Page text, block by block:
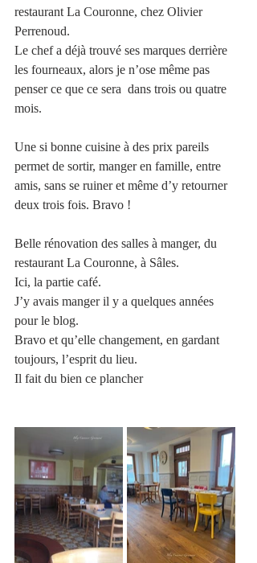
restaurant La Couronne, chez Olivier
Perrenoud.
Le chef a déjà trouvé ses marques derrière
les fourneaux, alors je n’ose même pas
penser ce que ce sera  dans trois ou quatre
mois.
Une si bonne cuisine à des prix pareils
permet de sortir, manger en famille, entre
amis, sans se ruiner et même d’y retourner
deux trois fois. Bravo !
Belle rénovation des salles à manger, du
restaurant La Couronne, à Sâles.
Ici, la partie café.
J’y avais manger il y a quelques années
pour le blog.
Bravo et qu’elle changement, en gardant
toujours, l’esprit du lieu.
Il fait du bien ce plancher